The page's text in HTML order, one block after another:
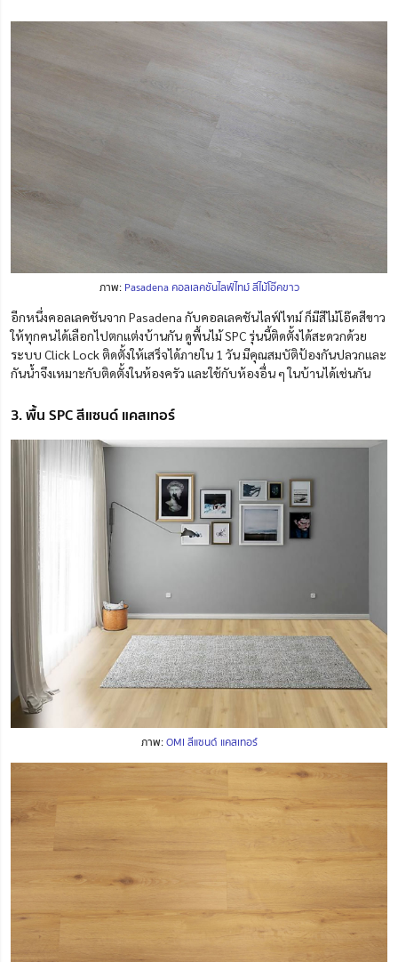
ภาพ: Pasadena คอลเลคชันไลฟ์ไทม์ สีไม้โอ๊คขาว
อีกหนึ่งคอลเลคชันจาก Pasadena กับคอลเลคชันไลฟ์ไทม์ ก็มีสีไม้โอ๊คสีขาว
ให้ทุกคนได้เลือกไปตกแต่งบ้านกัน ดูพื้นไม้ SPC รุ่นนี้ติดตั้งได้สะดวกด้วย
ระบบ Click Lock ติดตั้งให้เสร็จได้ภายใน 1 วัน มีคุณสมบัติป้องกันปลวกและ
กันน้ำจึงเหมาะกับติดตั้งในห้องครัว และใช้กับห้องอื่น ๆ ในบ้านได้เช่นกัน
3. พื้น SPC สีแซนด์ แคสเทอร์
ภาพ:OMI สีแซนด์ แคสเทอร์